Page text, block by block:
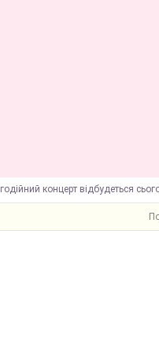
концерт відбудеться